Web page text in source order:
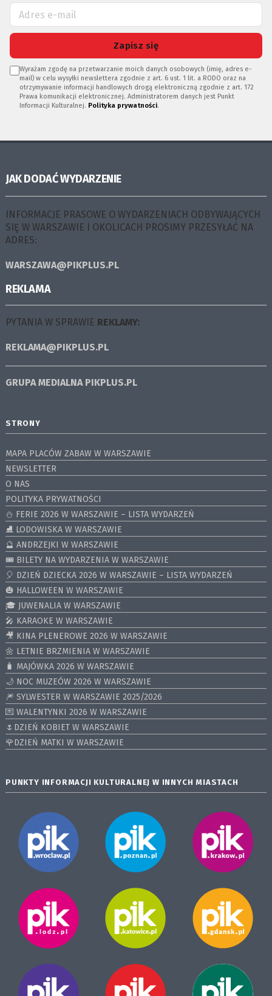
Zapisz się
Wyrażam zgodę na przetwarzanie moich danych osobowych (imię, adres e-
mail) w celu wysyłki newslettera zgodnie z art. 6 ust. 1 lit. a RODO oraz na
otrzymywanie informacji handlowych drogą elektroniczną zgodnie z art. 172
Prawa komunikacji elektronicznej. Administratorem danych jest Punkt
Informacji Kulturalnej. Polityka prywatności.
JAK DODAĆ WYDARZENIE
INFORMACJE PRASOWE O WYDARZENIACH ODBYWAJĄCYCH
SIĘ W WARSZAWIE I OKOLICACH PROSIMY PRZESYŁAĆ NA
ADRES:
WARSZAWA@PIKPLUS.PL
REKLAMA
PYTANIA W SPRAWIE REKLAMY:
REKLAMA@PIKPLUS.PL
GRUPA MEDIALNA PIKPLUS.PL
STRONY
MAPA PLACÓW ZABAW W WARSZAWIE
NEWSLETTER
O NAS
POLITYKA PRYWATNOŚCI
⛄️ FERIE 2026 W WARSZAWIE – LISTA WYDARZEŃ
⛸ LODOWISKA W WARSZAWIE
🔮 ANDRZEJKI W WARSZAWIE
🎟️ BILETY NA WYDARZENIA W WARSZAWIE
🎈 DZIEŃ DZIECKA 2026 W WARSZAWIE – LISTA WYDARZEŃ
🎃 HALLOWEEN W WARSZAWIE
🎓 JUWENALIA W WARSZAWIE
🎤 KARAOKE W WARSZAWIE
🎥 KINA PLENEROWE 2026 W WARSZAWIE
🌼 LETNIE BRZMIENIA W WARSZAWIE
🧳 MAJÓWKA 2026 W WARSZAWIE
🌙 NOC MUZEÓW 2026 W WARSZAWIE
🎆 SYLWESTER W WARSZAWIE 2025/2026
💌 WALENTYNKI 2026 W WARSZAWIE
🌷DZIEŃ KOBIET W WARSZAWIE
🌹DZIEŃ MATKI W WARSZAWIE
PUNKTY INFORMACJI KULTURALNEJ W INNYCH MIASTACH